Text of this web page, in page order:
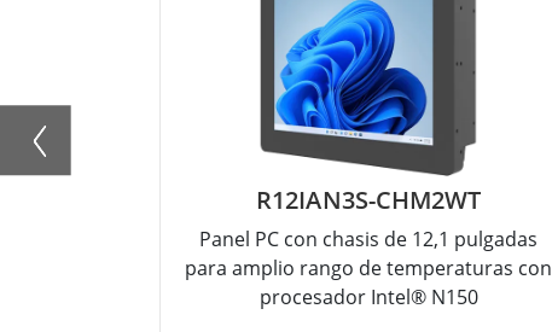
R12IAN3S-CHM2WT
Panel PC con chasis de 12,1 pulgadas
para amplio rango de temperaturas con
procesador Intel® N150